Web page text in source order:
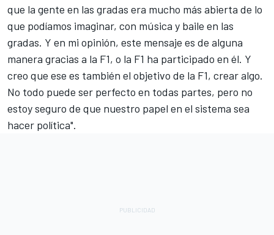
que la gente en las gradas era mucho más abierta de lo
que podíamos imaginar, con música y baile en las
gradas. Y en mi opinión, este mensaje es de alguna
manera gracias a la F1, o la F1 ha participado en él. Y
creo que ese es también el objetivo de la F1, crear algo.
No todo puede ser perfecto en todas partes, pero no
estoy seguro de que nuestro papel en el sistema sea
hacer política".